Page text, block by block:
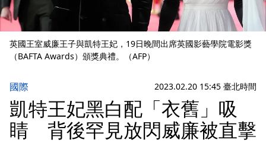
英國王室威廉王子與凱特王妃，19日晚間出席英國影藝學院電影獎
（BAFTA Awards）頒獎典禮。（AFP）
國際 2023.02.20 15:45 臺北時間
凱特王妃黑白配「衣舊」吸
睛 背後罕見放閃威廉被直擊